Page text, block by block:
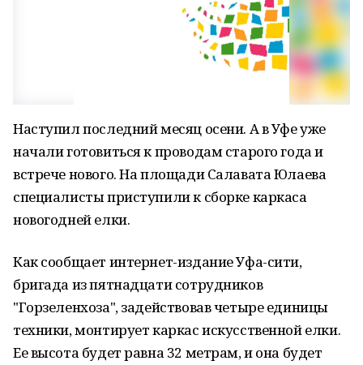
Наступил последний месяц осени. А в Уфе уже
начали готовиться к проводам старого года и
встрече нового. На площади Салавата Юлаева
специалисты приступили к сборке каркаса
новогодней елки.
Как сообщает интернет-издание Уфа-сити,
бригада из пятнадцати сотрудников
"Горзеленхоза", задействовав четыре единицы
техники, монтирует каркас искусственной елки.
Ее высота будет равна 32 метрам, и она будет